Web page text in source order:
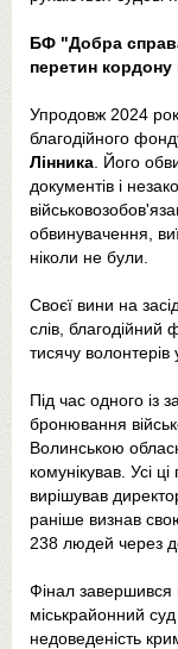
БФ "Добра
перетин
Упродовж 2024
благодійного
Лінника . Його
документів і
обвинувачення,
ніколи не були.
Своєї вини на
слів, благодійний
тисячу волонтерів
Під час одного із
бронювання
Волинською
комунікував. Усі
вирішував
раніше визнав
238 людей через
Фінал завершився
міськрайонний
недоведеність